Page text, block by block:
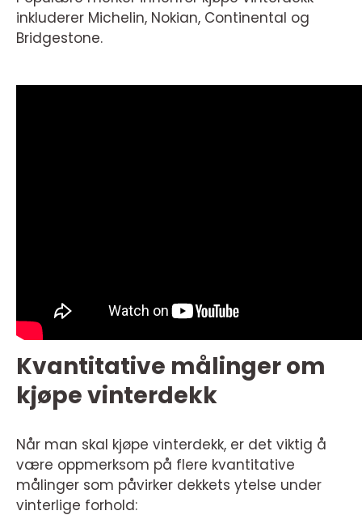
inkluderer Michelin, Nokian, Continental og
Bridgestone.
Kvantitative målinger om
kjøpe vinterdekk
Når man skal kjøpe vinterdekk, er det viktig å
være oppmerksom på flere kvantitative
målinger som påvirker dekkets ytelse under
vinterlige forhold: